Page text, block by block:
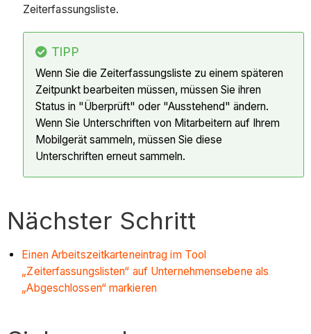
Zeiterfassungsliste.
TIPP
Wenn Sie die Zeiterfassungsliste zu einem späteren
Zeitpunkt bearbeiten müssen, müssen Sie ihren
Status in "Überprüft" oder "Ausstehend" ändern.
Wenn Sie Unterschriften von Mitarbeitern auf Ihrem
Mobilgerät sammeln, müssen Sie diese
Unterschriften erneut sammeln.
Nächster Schritt
Einen Arbeitszeitkarteneintrag im Tool
„Zeiterfassungslisten“ auf Unternehmensebene als
„Abgeschlossen“ markieren